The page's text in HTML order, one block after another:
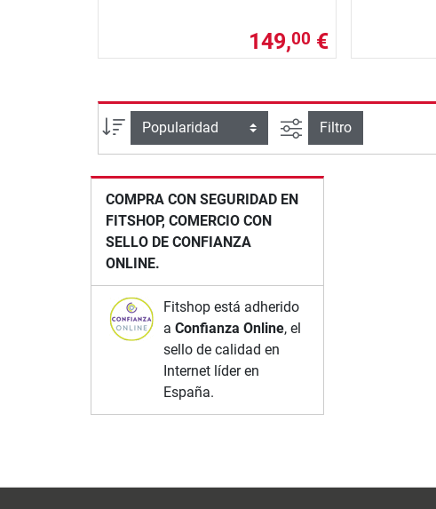
149,00 €
Ordenar por Busqueda avanzada
Filtro
COMPRA CON SEGURIDAD EN
FITSHOP, COMERCIO CON
SELLO DE CONFIANZA
ONLINE.
Fitshop está adherido
aConfianza Online, el
sello de calidad en
Internet líder en
España.